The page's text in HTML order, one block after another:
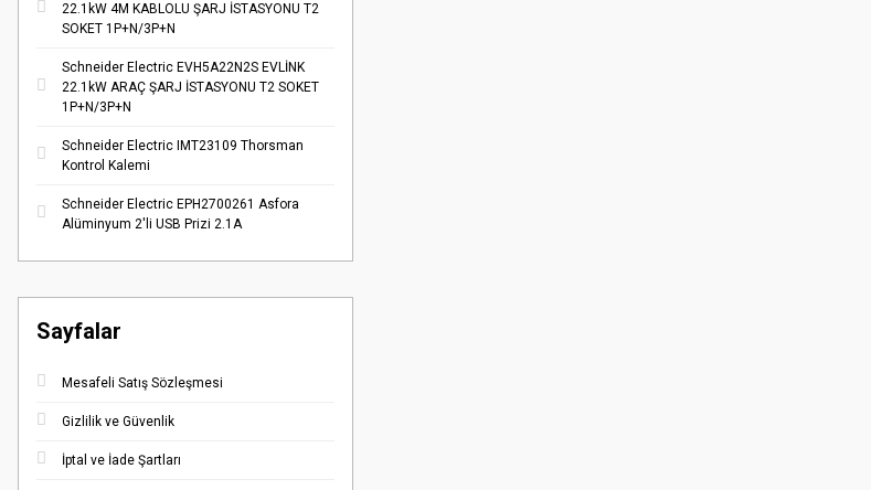
22.1kW 4M KABLOLU ŞARJ İSTASYONU T2
SOKET 1P+N/3P+N
Schneider Electric EVH5A22N2S EVLİNK
22.1kW ARAÇ ŞARJ İSTASYONU T2 SOKET
1P+N/3P+N
Schneider Electric IMT23109 Thorsman
Kontrol Kalemi
Schneider Electric EPH2700261 Asfora
Alüminyum 2'li USB Prizi 2.1A
Sayfalar
Mesafeli Satış Sözleşmesi
Gizlilik ve Güvenlik
İptal ve İade Şartları